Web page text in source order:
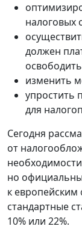
налоговых
должен
изменить
упростить
для
Сегодня
от
но
к европейским
стандартные
10% или 22%.